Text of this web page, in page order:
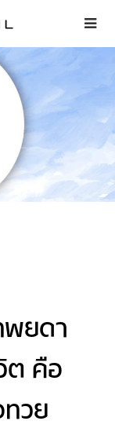
พยดา
ต คือ
วย